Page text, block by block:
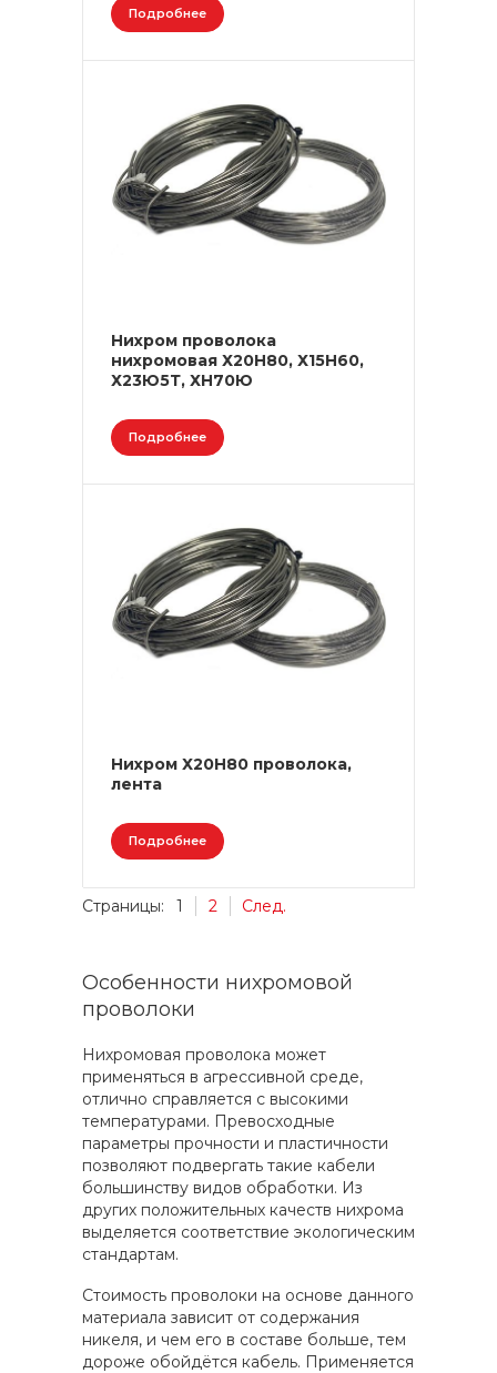
Подробнее
Нихром проволока
нихромовая Х20Н80, Х15Н60,
Х23Ю5Т, ХН70Ю
Подробнее
Нихром Х20Н80 проволока,
лента
Подробнее
Страницы: 1 2 След.
Особенности нихромовой
проволоки
Нихромовая проволока может
применяться в агрессивной среде,
отлично справляется с высокими
температурами. Превосходные
параметры прочности и пластичности
позволяют подвергать такие кабели
большинству видов обработки. Из
других положительных качеств нихрома
выделяется соответствие экологическим
стандартам.
Стоимость проволоки на основе данного
материала зависит от содержания
никеля, и чем его в составе больше, тем
дороже обойдётся кабель. Применяется